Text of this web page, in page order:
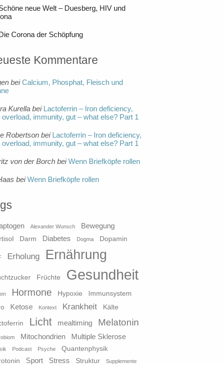
neue Welt – Duesberg, HIV und
Corona der Schöpfung
Kommentare
beiCalcium, Phosphat, Fleisch und
Kurella bei Lactoferrin – Iron deficiency,
overload, immunity, gut – what else? Part 1
Robertson bei Lactoferrin – Iron deficiency,
overload, immunity, gut – what else? Part 1
von der Borch beiWenn Briefköpfe rollen
beiWenn Briefköpfe rollen
Alexander Wunsch Bewegung
Darm Diabetes Dogma Dopamin
Erholung Ernährung
Früchte Gesundheit
Hormone Hypoxie
Immunsystem
Ketose Kontext Krankheit Kälte
Licht mealtiming Melatonin
Mitochondrien Multiple Sklerose
Podcast Psyche
Quantenphysik
Sport Stress Struktur Supplemente